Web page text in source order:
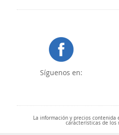
Síguenos en:
La información y precios
características de los